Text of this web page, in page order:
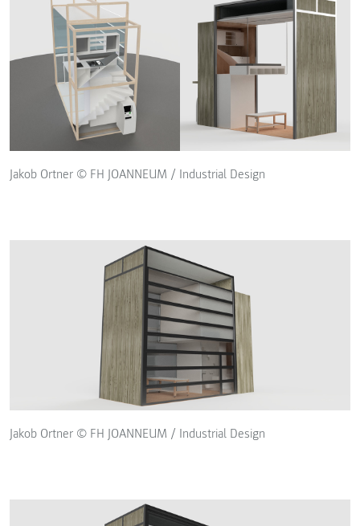
Jakob Ortner © FH JOANNEUM / Industrial Design
Jakob Ortner © FH JOANNEUM / Industrial Design